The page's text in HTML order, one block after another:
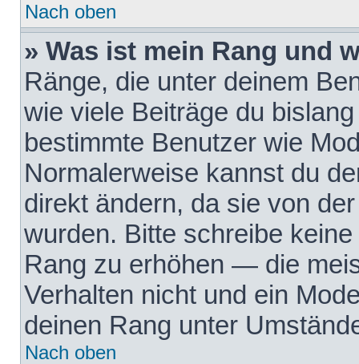
Nach oben
» Was ist mein Rang und
Ränge, die unter deinem
wie viele Beiträge du
bestimmte Benutzer wie
Normalerweise kannst du
direkt ändern, da sie von
wurden. Bitte schreibe
Rang zu erhöhen — die
Verhalten nicht und ein
deinen Rang unter
Nach oben